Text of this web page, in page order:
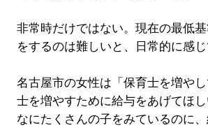
非常時だけではない。現在の最低
をするのは難しいと、日常的に感じ
名古屋市の女性は「保育士を増や
士を増やすために給与をあげてほ
なにたくさんの子をみているのに、